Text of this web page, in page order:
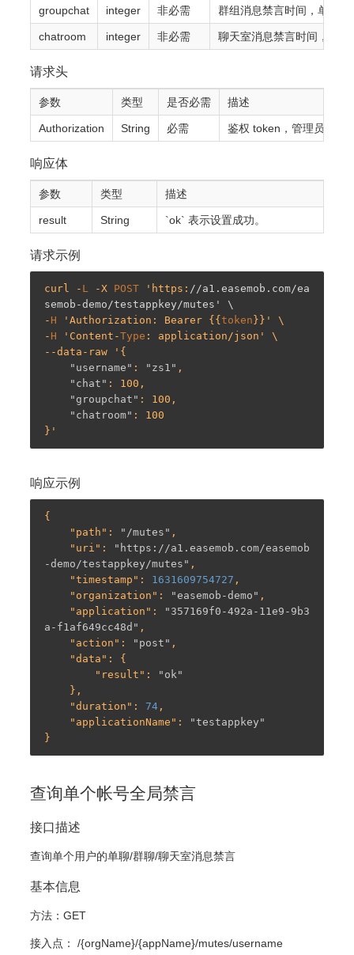
groupchat integer 非必需 群组消息禁言时间，单位
chatroom integer 非必需 聊天室消息禁言时间，单
请求头
参数 类型 是否必需 描述
Authorization String 必需 鉴权 token，管理员
响应体
参数 类型 描述
result String `ok` 表示设置成功。
请求示例
curl - L -X POST 'https: //a1.easemob.com/ea
semob-demo/testappkey/mutes' \
- H 'Authorization: Bearer {{ token }}' \
- H 'Content-Type : application/json' \
--data-raw '{
"username" : "zs1" ,
"chat" : 100,
"groupchat" : 100,
"chatroom" : 100
响应示例
{
    "
path ": "/mutes" ,
    "
uri ":
"https://a1.easemob.com/easemob
-demo/testappkey/mutes" ,
    "
timestamp ": 1631609754727 ,
    "
organization ": "easemob-demo" ,
    "
application ":
"357169f0-492a-11e9-9b3
a-f1af649cc48d" ,
    "
action ": "post" ,
    "
data ": {
        "
result ":
"ok"
    "
duration ": 74 ,
    "
applicationName ":
"testappkey"
查询单个帐号全局禁言
接口描述
查询单个用户的单聊/群聊/聊天室消息禁言
基本信息
方法：GET
接入点： /{orgName}/{appName}/mutes/username